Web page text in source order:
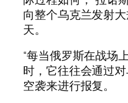
向整个乌克兰发射
天。
“每当俄罗斯在战场
时，它往往会通过
空袭来进行报复。